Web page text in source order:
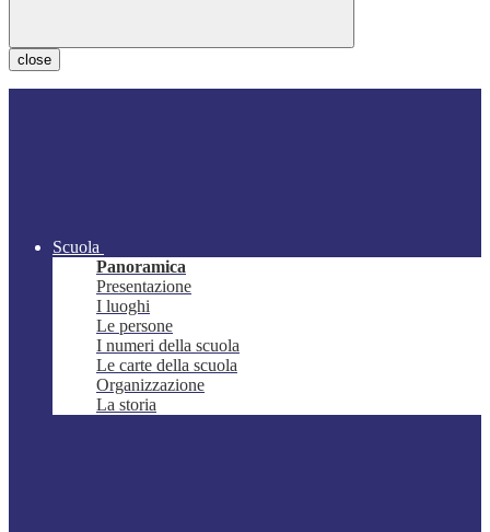
close
Scuola
Panoramica
Presentazione
I luoghi
Le persone
I numeri della scuola
Le carte della scuola
Organizzazione
La storia